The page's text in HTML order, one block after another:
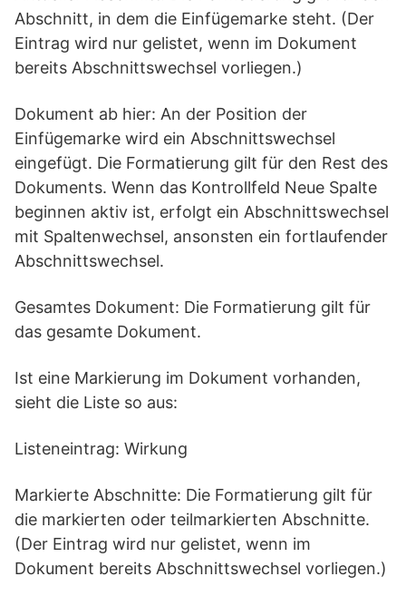
Abschnitt, in dem die Einfügemarke steht. (Der
Eintrag wird nur gelistet, wenn im Dokument
bereits Abschnittswechsel vorliegen.)
Dokument ab hier: An der Position der
Einfügemarke wird ein Abschnittswechsel
eingefügt. Die Formatierung gilt für den Rest des
Dokuments. Wenn das Kontrollfeld Neue Spalte
beginnen aktiv ist, erfolgt ein Abschnittswechsel
mit Spaltenwechsel, ansonsten ein fortlaufender
Abschnittswechsel.
Gesamtes Dokument: Die Formatierung gilt für
das gesamte Dokument.
Ist eine Markierung im Dokument vorhanden,
sieht die Liste so aus:
Listeneintrag: Wirkung
Markierte Abschnitte: Die Formatierung gilt für
die markierten oder teilmarkierten Abschnitte.
(Der Eintrag wird nur gelistet, wenn im
Dokument bereits Abschnittswechsel vorliegen.)